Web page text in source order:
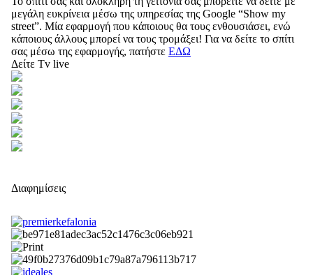
μεγάλη ευκρίνεια μέσω της υπηρεσίας της Google “Show my
street”. Μία εφαρμογή που κάποιους θα τους ενθουσιάσει, ενώ
κάποιους άλλους μπορεί να τους τρομάξει! Για να δείτε το σπίτι
σας μέσω της εφαρμογής, πατήστε ΕΔΩ
Δείτε Tv live
Διαφημίσεις